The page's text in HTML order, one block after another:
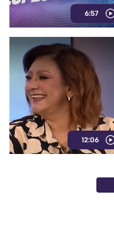
6:57
12:06